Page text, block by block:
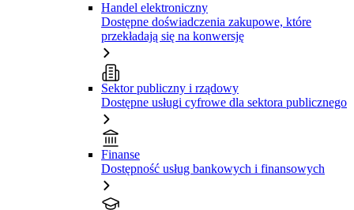
Handel elektroniczny
Dostępne doświadczenia zakupowe, które
przekładają się na konwersję
Sektor publiczny i rządowy
Dostępne usługi cyfrowe dla sektora publicznego
Finanse
Dostępność usług bankowych i finansowych